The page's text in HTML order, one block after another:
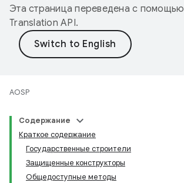
Эта страница переведена с помощью
Translation API.
AOSP
Содержание
Краткое содержание
Государственные строители
Защищенные конструкторы
Общедоступные методы